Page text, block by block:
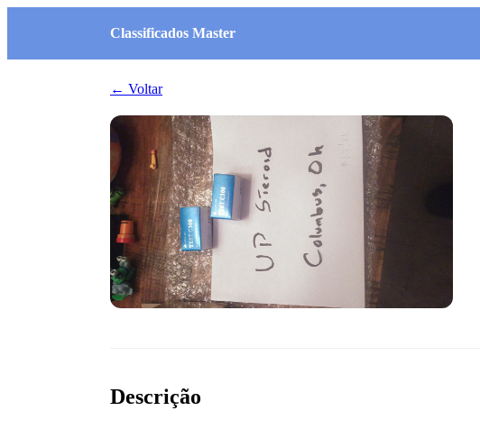
Classificados Master
← Voltar
Descrição